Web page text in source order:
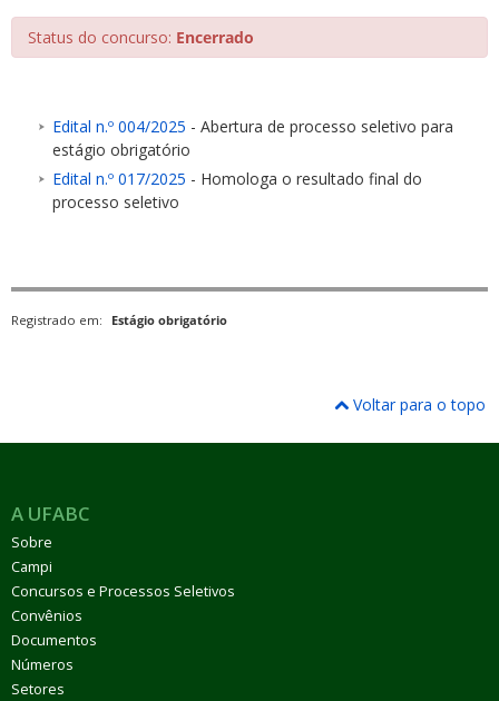
Status do concurso: Encerrado
Edital n.º 004/2025 - Abertura de processo seletivo para
estágio obrigatório
Edital n.º 017/2025 - Homologa o resultado final do
processo seletivo
Registrado em: Estágio obrigatório
Voltar para o topo
A UFABC
Sobre
Campi
Concursos e Processos Seletivos
Convênios
Documentos
Números
Setores